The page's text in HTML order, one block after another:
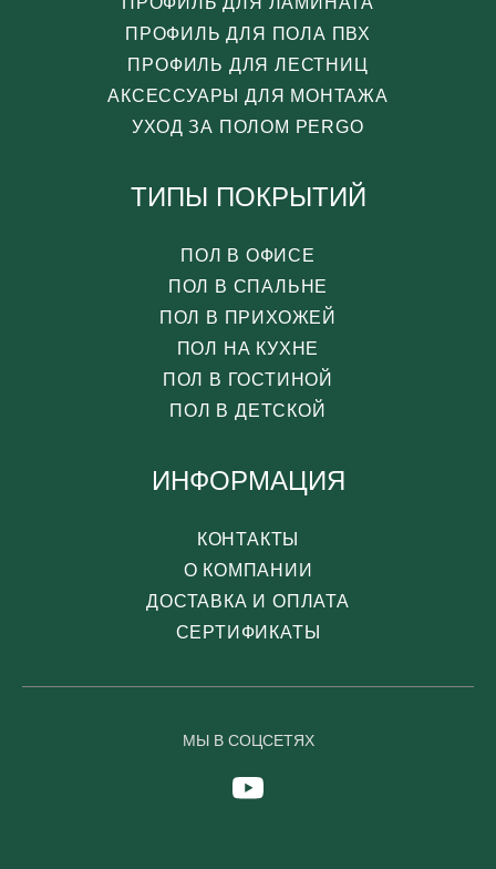
ПРОФИЛЬ ДЛЯ ПОЛА ПВХ
ПРОФИЛЬ ДЛЯ ЛЕСТНИЦ
АКСЕССУАРЫ ДЛЯ МОНТАЖА
УХОД ЗА ПОЛОМ PERGO
ТИПЫ ПОКРЫТИЙ
ПОЛ В ОФИСЕ
ПОЛ В СПАЛЬНЕ
ПОЛ В ПРИХОЖЕЙ
ПОЛ НА КУХНЕ
ПОЛ В ГОСТИНОЙ
ПОЛ В ДЕТСКОЙ
ИНФОРМАЦИЯ
КОНТАКТЫ
О КОМПАНИИ
ДОСТАВКА И ОПЛАТА
СЕРТИФИКАТЫ
МЫ В СОЦСЕТЯХ